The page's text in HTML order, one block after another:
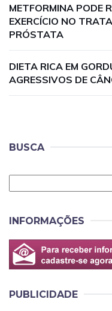
METFORMINA PODE
EXERCÍCIO NO
PRÓSTATA
DIETA RICA EM
AGRESSIVOS DE
BUSCA
INFORMAÇÕES
PUBLICIDADE